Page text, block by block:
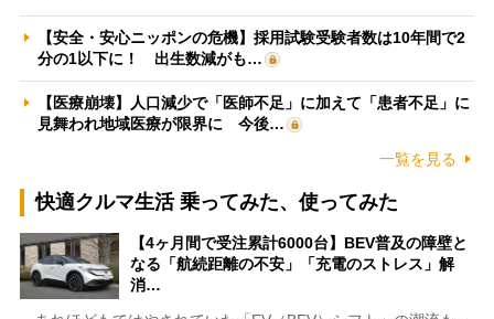
【安全・安心ニッポンの危機】採用試験受験者数は10年間で2
分の1以下に！ 出生数減がも…
【医療崩壊】人口減少で「医師不足」に加えて「患者不足」に
見舞われ地域医療が限界に 今後…
一覧を見る
快適クルマ生活 乗ってみた、使ってみた
【4ヶ月間で受注累計6000台】BEV普及の障壁と
なる「航続距離の不安」「充電のストレス」解
消…